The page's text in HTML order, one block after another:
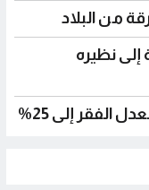
من البلاد
إلى نظيره
إلى 25%